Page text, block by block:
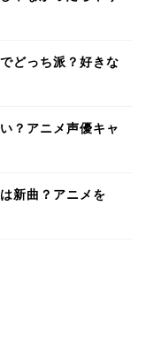
どっち派？好きな
？アニメ声優キャ
新曲？アニメを